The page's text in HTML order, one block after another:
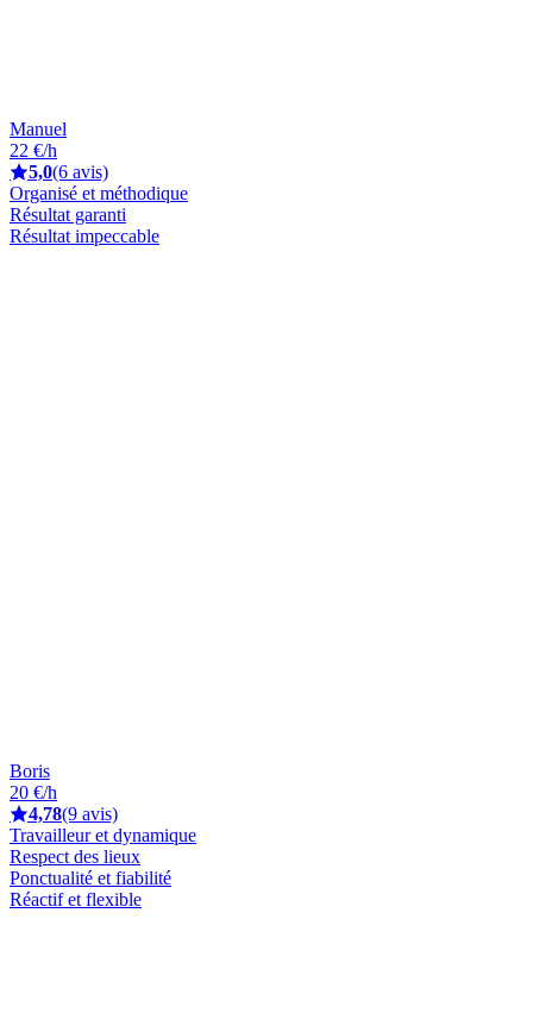
Manuel
22 €/h
5,0(6 avis)
Organisé et méthodique
Résultat garanti
Résultat impeccable
Boris
20 €/h
4,78(9 avis)
Travailleur et dynamique
Respect des lieux
Ponctualité et fiabilité
Réactif et flexible